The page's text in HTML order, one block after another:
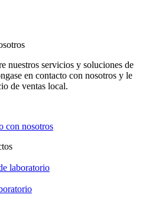
nuestros servicios y soluciones de
en contacto con nosotros y le
de ventas local.
con nosotros
laboratorio